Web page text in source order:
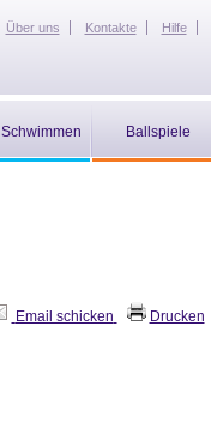
Über uns Kontakte Hilfe
Schwimmen Ballspiele
Email schicken Drucken